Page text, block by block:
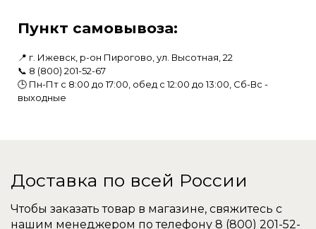
Пункт самовывоза:
📍 г. Ижевск, р-он Пирогово, ул. Высотная, 22
📞 8 (800) 201-52-67
🕒 Пн-Пт с 8:00 до 17:00, обед с 12:00 до 13:00, Сб-Вс -
выходные
Доставка по всей России
Чтобы заказать товар в магазине, свяжитесь с
нашим менеджером по телефону 8 (800) 201-52-